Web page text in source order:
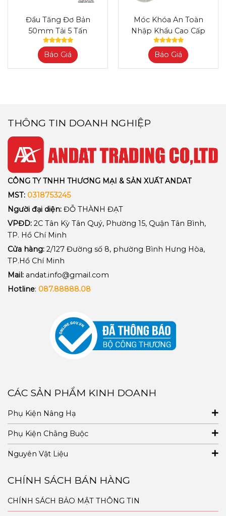
Đầu Tăng Đơ Bản
50mm Tải 5 Tấn
Báo Giá
Móc Khóa An Toàn
Nhập Khẩu Cao Cấp
Báo Giá
THÔNG TIN DOANH NGHIỆP
CÔNG TY TNHH THƯƠNG MẠI & SẢN XUẤT ANDAT
MST: 0318753245
Người đại diện: ĐỖ THÀNH ĐẠT
VPĐD: 2C Tân Kỳ Tân Quý, Phường 15, Quận Tân Bình,
TP. Hồ Chí Minh
Cửa hàng: 2/127 Đường số 8, phường Bình Hưng Hòa,
TP.Hồ Chí Minh
Mail: andat.info@gmail.com
Hotline: 087.88888.08
CÁC SẢN PHẨM KINH DOANH
Phụ Kiện Nâng Hạ
Phụ Kiện Chằng Buộc
Nguyên Vật Liệu
CHÍNH SÁCH BÁN HÀNG
CHÍNH SÁCH BẢO MẬT THÔNG TIN